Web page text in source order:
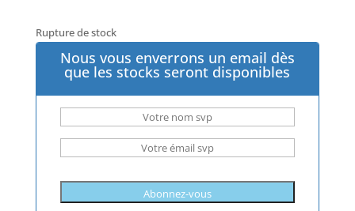
Rupture de stock
Nous vous enverrons un email dès
que les stocks seront disponibles